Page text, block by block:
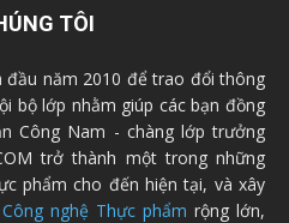
TÔI
năm 2010 để trao đổi thông
bộ lớp nhằm giúp các bạn đồng
Công Nam - chàng lớp trưởng
trở thành một trong những
phẩm cho đến hiện tại, và xây
nghệ Thực phẩm rộng lớn,